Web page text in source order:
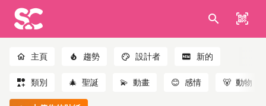
主頁 趨勢 設計者 新的
類別 🎄 聖誕 💫 動畫 😊 感情 🐻 動物